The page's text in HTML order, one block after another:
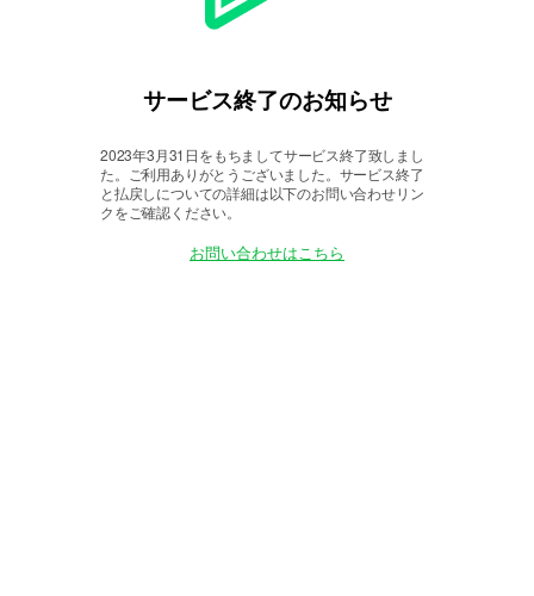
サービス終了のお知らせ
2023年3月31日をもちましてサービス終了致しまし
た。
ご利用ありがとうございました。サービス終了
と払戻しについての詳細は以下のお問い合わせリン
クをご確認ください。
お問い合わせはこちら